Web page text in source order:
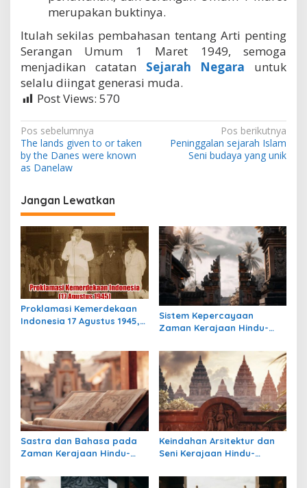
merupakan buktinya.
Itulah sekilas pembahasan tentang Arti penting
Serangan Umum 1 Maret 1949, semoga
menjadikan catatan Sejarah Negara untuk
selalu diingat generasi muda.
Post Views: 570
N
a
v
i
g
a
s
i
p
o
s
Pos sebelumnya
The lands given to or taken
by the Danes were known
as Danelaw
Pos berikutnya
Peninggalan sejarah Islam
Seni budaya yang unik
Jangan Lewatkan
Proklamasi Kemerdekaan
Indonesia 17 Agustus 1945,
Sistem Kepercayaan
Zaman Kerajaan Hindu-
Warisan Spiritual yang
Masih Bertahan
Sastra dan Bahasa pada
Zaman Kerajaan Hindu-
Keindahan Arsitektur dan
Seni Kerajaan Hindu-
Warisan Megah yang Abadi